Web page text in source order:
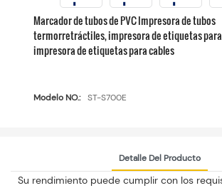
Marcador de tubos de PVC Impresora de tubos
termorretráctiles, impresora de etiquetas
impresora de etiquetas para cables
Modelo NO.: ST-S700E
Detalle Del Producto
Su rendimiento puede cumplir con los